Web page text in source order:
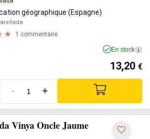
géographique (Espagne)
1 commentaire
En stock i
13,20 €
- +
Vinya Oncle Jaume